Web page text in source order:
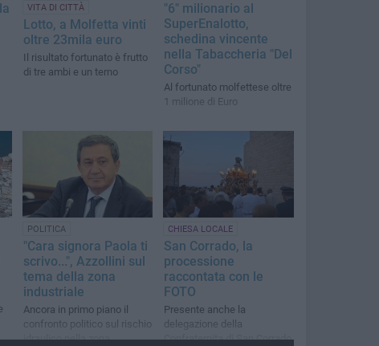
VITA DI CITTÀ
Lotto, a Molfetta vinti
oltre 23mila euro
Il risultato fortunato è frutto
di tre ambi e un terno
"6" milionario al
SuperEnalotto,
schedina vincente
nella Tabaccheria "Del
Corso"
Al fortunato molfettese oltre
1 milione di Euro
POLITICA
"Cara signora Paola ti
scrivo...", Azzollini sul
tema della zona
industriale
Ancora in primo piano il
confronto politico sul rischio
idraulico nella zona
CHIESA LOCALE
San Corrado, la
processione
raccontata con le
FOTO
Presente anche la
delegazione della
Confraternita di San Corrado